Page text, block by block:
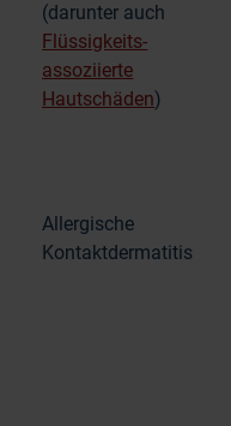
(darunter auch
Flüssigkeits-
assoziierte
Hautschäden)
Allergische
Kontaktdermatitis